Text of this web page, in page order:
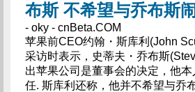
布斯 不希望与乔布斯
- oky - cnBeta.COM
苹果前CEO约翰・斯库利(John
采访时表示，史蒂夫・乔布斯
出苹果公司是董事会的决定，他
任. 斯库利还称，他并不希望与乔